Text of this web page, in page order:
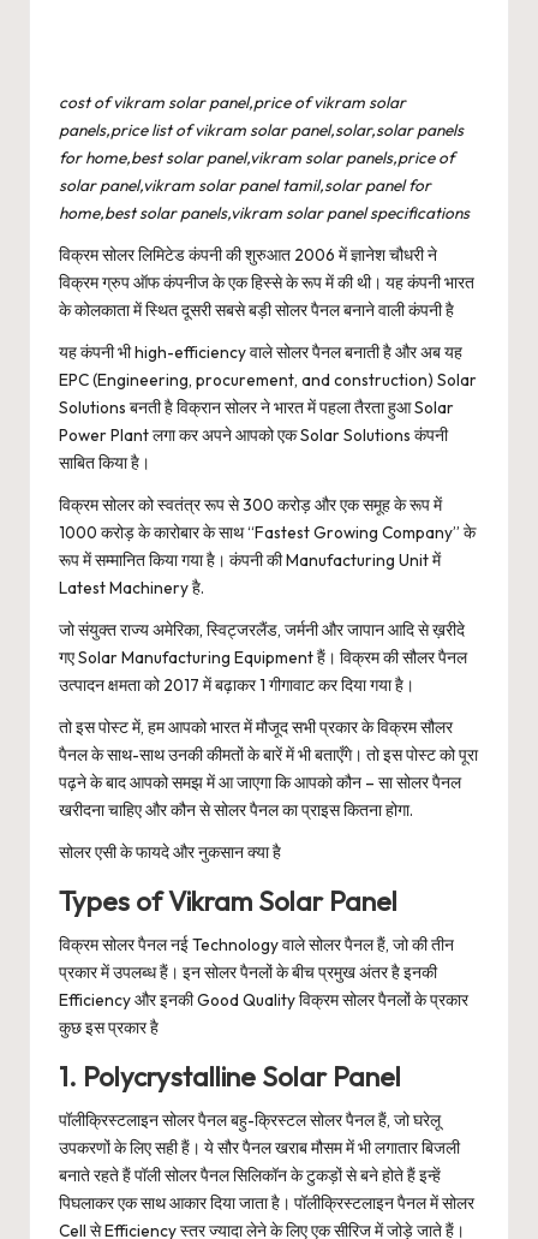
cost of vikram solar panel,price of vikram solar
panels,price list of vikram solar panel,solar,solar panels
for home,best solar panel,vikram solar panels,price of
solar panel,vikram solar panel tamil,solar panel for
home,best solar panels,vikram solar panel specifications
विक्रम सोलर लिमिटेड कंपनी की शुरुआत 2006 में ज्ञानेश चौधरी ने
विक्रम ग्रुप ऑफ कंपनीज के एक हिस्से के रूप में की थी। यह कंपनी भारत
के कोलकाता में स्थित दूसरी सबसे बड़ी सोलर पैनल बनाने वाली कंपनी है
यह कंपनी भी high-efficiency वाले सोलर पैनल बनाती है और अब यह
EPC (Engineering, procurement, and construction) Solar
Solutions बनती है विक्रान सोलर ने भारत में पहला तैरता हुआ Solar
Power Plant लगा कर अपने आपको एक Solar Solutions कंपनी
साबित किया है।
विक्रम सोलर को स्वतंत्र रूप से 300 करोड़ और एक समूह के रूप में
1000 करोड़ के कारोबार के साथ “Fastest Growing Company” के
रूप में सम्मानित किया गया है। कंपनी की Manufacturing Unit में
Latest Machinery है.
जो संयुक्त राज्य अमेरिका, स्विट्जरलैंड, जर्मनी और जापान आदि से ख़रीदे
गए Solar Manufacturing Equipment हैं। विक्रम की सौलर पैनल
उत्पादन क्षमता को 2017 में बढ़ाकर 1 गीगावाट कर दिया गया है।
तो इस पोस्ट में, हम आपको भारत में मौजूद सभी प्रकार के विक्रम सौलर
पैनल के साथ-साथ उनकी कीमतों के बारें में भी बताएँगे। तो इस पोस्ट को पूरा
पढ़ने के बाद आपको समझ में आ जाएगा कि आपको कौन – सा सोलर पैनल
खरीदना चाहिए और कौन से सोलर पैनल का प्राइस कितना होगा.
सोलर एसी के फायदे और नुकसान क्या है
Types of Vikram Solar Panel
विक्रम सोलर पैनल नई Technology वाले सोलर पैनल हैं, जो की तीन
प्रकार में उपलब्ध हैं। इन सोलर पैनलों के बीच प्रमुख अंतर है इनकी
Efficiency और इनकी Good Quality विक्रम सोलर पैनलों के प्रकार
कुछ इस प्रकार है
1. Polycrystalline Solar Panel
पॉलीक्रिस्टलाइन सोलर पैनल बहु-क्रिस्टल सोलर पैनल हैं, जो घरेलू
उपकरणों के लिए सही हैं। ये सौर पैनल खराब मौसम में भी लगातार बिजली
बनाते रहते हैं पॉली सोलर पैनल सिलिकॉन के टुकड़ों से बने होते हैं इन्हें
पिघलाकर एक साथ आकार दिया जाता है। पॉलीक्रिस्टलाइन पैनल में सोलर
Cell से Efficiency स्तर ज्यादा लेने के लिए एक सीरिज में जोड़े जाते हैं।